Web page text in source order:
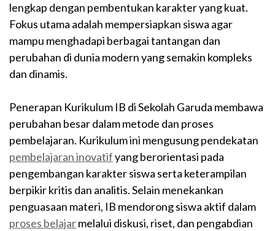
lengkap dengan pembentukan karakter yang kuat.
Fokus utama adalah mempersiapkan siswa agar
mampu menghadapi berbagai tantangan dan
perubahan di dunia modern yang semakin kompleks
dan dinamis.
Penerapan Kurikulum IB di Sekolah Garuda membawa
perubahan besar dalam metode dan proses
pembelajaran. Kurikulum ini mengusung pendekatan
pembelajaran inovatifyang berorientasi pada
pengembangan karakter siswa serta keterampilan
berpikir kritis dan analitis. Selain menekankan
penguasaan materi, IB mendorong siswa aktif dalam
proses belajarmelalui diskusi, riset, dan pengabdian